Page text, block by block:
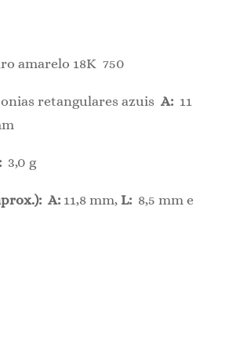
amarelo 18K 750
retangulares azuis A: 11
3,0 g
A: 11,8 mm, L: 8,5 mm e